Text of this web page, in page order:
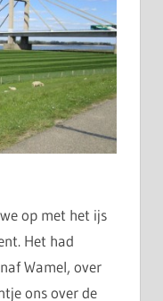
op met het ijs
Het had
Wamel, over
ons over de